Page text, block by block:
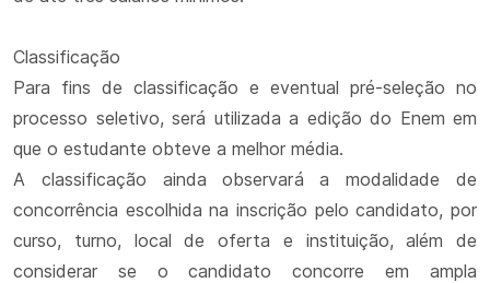
Classificação
Para fins de classificação e eventual pré-seleção no
processo seletivo, será utilizada a edição do Enem em
que o estudante obteve a melhor média.
A classificação ainda observará a modalidade de
concorrência escolhida na inscrição pelo candidato, por
curso, turno, local de oferta e instituição, além de
considerar se o candidato concorre em ampla